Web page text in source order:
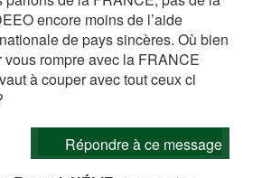
encore moins de l’aide
de pays sincères. Où bien
vous rompre avec la FRANCE
à couper avec tout ceux ci
Répondre à ce message